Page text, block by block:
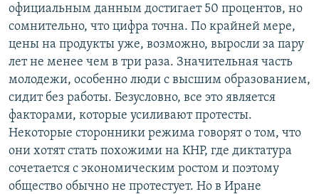
официальным данным достигает 50 процентов, но
сомнительно, что цифра точна. По крайней мере,
цены на продукты уже, возможно, выросли за пару
лет не менее чем в три раза. Значительная часть
молодежи, особенно люди с высшим образованием,
сидит без работы. Безусловно, все это является
факторами, которые усиливают протесты.
Некоторые сторонники режима говорят о том, что
они хотят стать похожими на КНР, где диктатура
сочетается с экономическим ростом и поэтому
общество обычно не протестует. Но в Иране